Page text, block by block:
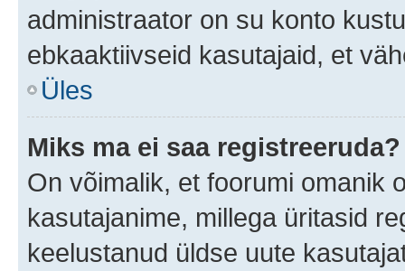
administraator on su konto
ebkaaktiivseid kasutajaid, et
Üles
Miks ma ei saa registreeruda?
On võimalik, et foorumi omanik
kasutajanime, millega üritasid
keelustanud üldse uute